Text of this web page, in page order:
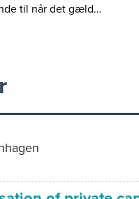
til når det gæld…